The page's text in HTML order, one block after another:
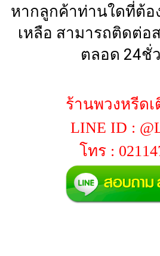
หากลูกค้าท่านใดที่ต้อ
เหลือ สามารถติดต่อ
ตลอด 24ชั่
ร้านพวงหรีด
LINE ID :
โทร :